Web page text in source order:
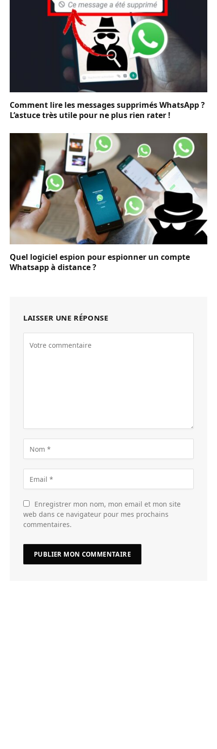
Comment lire les messages supprimés WhatsApp ?
L’astuce très utile pour ne plus rien rater !
Quel logiciel espion pour espionner un compte
Whatsapp à distance ?
LAISSER UNE RÉPONSE
Enregistrer mon nom, mon email et mon site
web dans ce navigateur pour mes prochains
commentaires.